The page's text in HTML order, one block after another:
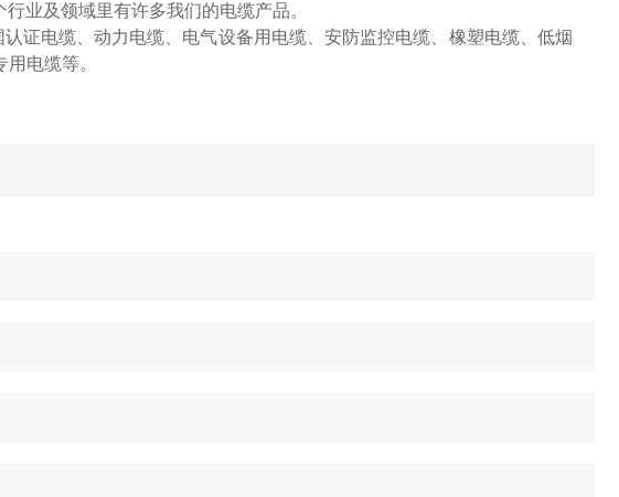
业及领域里有许多我们的电缆产品。
证电缆、动力电缆、电气设备用电缆、安防监控电缆、橡塑电缆、低烟
电缆等。